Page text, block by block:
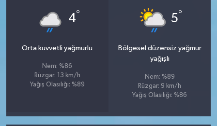
4°
Orta kuvvetli yağmurlu
Nem: %86
Rüzgar: 13 km/h
Yağış Olasılığı: %89
5°
Bölgesel düzensiz yağmur
yağışlı
Nem: %89
Rüzgar: 9 km/h
Yağış Olasılığı: %86